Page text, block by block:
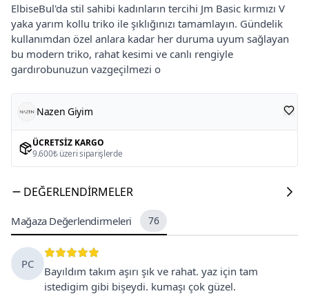
ElbiseBul'da stil sahibi kadınların tercihi Jm Basic kırmızı V
yaka yarım kollu triko ile şıklığınızı tamamlayın. Gündelik
kullanımdan özel anlara kadar her duruma uyum sağlayan
bu modern triko, rahat kesimi ve canlı rengiyle
gardırobunuzun vazgeçilmezi o
Nazen Giyim
ÜCRETSIZ KARGO
9.600₺ üzeri siparişlerde
DEĞERLENDIRMELER
Mağaza Değerlendirmeleri 76
PC
Bayıldım takım aşırı şık ve rahat. yaz için tam
istedigim gibi bişeydi. kumaşı çok güzel.